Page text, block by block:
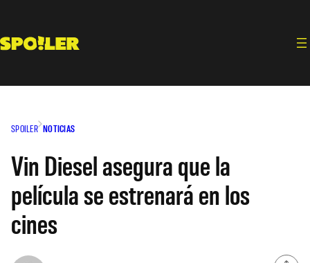
contenido
SPOILER NOTICIAS
Vin Diesel asegura que la
película se estrenará en los
cines